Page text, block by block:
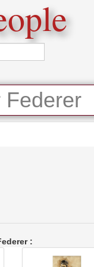
Federer
: